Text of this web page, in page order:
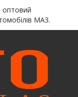
оптовий
МАЗ.